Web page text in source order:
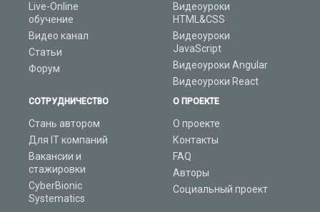
Live-Online
обучение
Видео канал
Статьи
Форум
Видеоуроки
HTML&CSS
Видеоуроки
JavaScript
Видеоуроки Angular
Видеоуроки React
СОТРУДНИЧЕСТВО
Стань автором
Для IT компаний
Вакансии и
стажировки
CyberBionic
Systematics
О ПРОЕКТЕ
О проекте
Контакты
FAQ
Авторы
Социальный проект